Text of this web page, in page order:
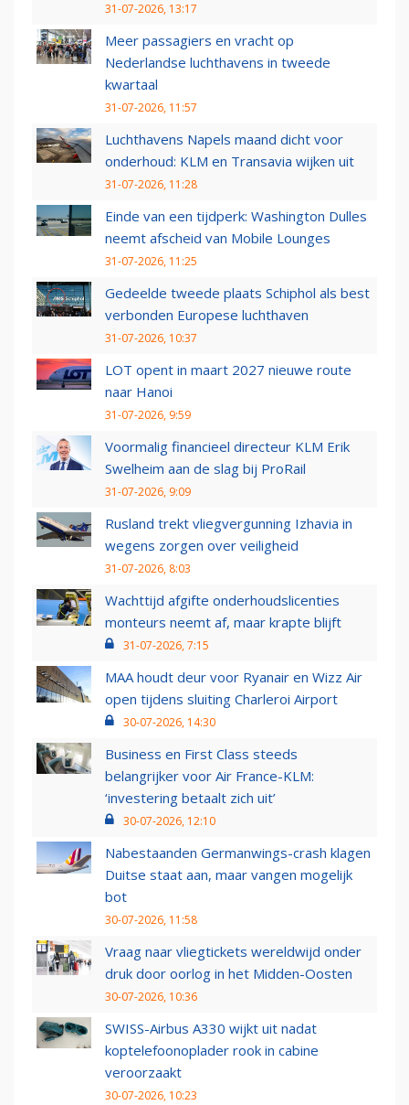
31-07-2026, 13:17
Meer passagiers en vracht op
Nederlandse luchthavens in tweede
kwartaal
31-07-2026, 11:57
Luchthavens Napels maand dicht voor
onderhoud: KLM en Transavia wijken uit
31-07-2026, 11:28
Einde van een tijdperk: Washington Dulles
neemt afscheid van Mobile Lounges
31-07-2026, 11:25
Gedeelde tweede plaats Schiphol als best
verbonden Europese luchthaven
31-07-2026, 10:37
LOT opent in maart 2027 nieuwe route
naar Hanoi
31-07-2026, 9:59
Voormalig financieel directeur KLM Erik
Swelheim aan de slag bij ProRail
31-07-2026, 9:09
Rusland trekt vliegvergunning Izhavia in
wegens zorgen over veiligheid
31-07-2026, 8:03
Wachttijd afgifte onderhoudslicenties
monteurs neemt af, maar krapte blijft
31-07-2026, 7:15
MAA houdt deur voor Ryanair en Wizz Air
open tijdens sluiting Charleroi Airport
30-07-2026, 14:30
Business en First Class steeds
belangrijker voor Air France-KLM:
‘investering betaalt zich uit’
30-07-2026, 12:10
Nabestaanden Germanwings-crash klagen
Duitse staat aan, maar vangen mogelijk
bot
30-07-2026, 11:58
Vraag naar vliegtickets wereldwijd onder
druk door oorlog in het Midden-Oosten
30-07-2026, 10:36
SWISS-Airbus A330 wijkt uit nadat
koptelefoonoplader rook in cabine
veroorzaakt
30-07-2026, 10:23